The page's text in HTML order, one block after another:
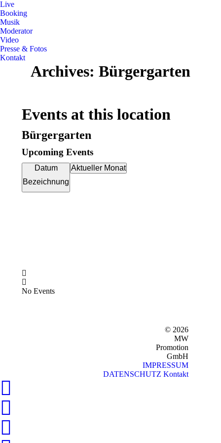
Live
Booking
Musik
Moderator
Video
Presse & Fotos
Kontakt
Archives: Bürgergarten
Events at this location
Bürgergarten
Upcoming Events
Datum
Bezeichnung
Aktueller Monat
No Events
© 2026
MW
Promotion
GmbH
IMPRESSUM
DATENSCHUTZ Kontakt